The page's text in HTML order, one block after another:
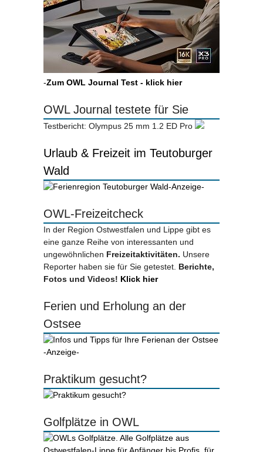
-Zum OWL Journal Test - klick hier
OWL Journal testete für Sie
Testbericht: Olympus 25 mm 1.2 ED Pro
Urlaub & Freizeit im Teutoburger
Wald
-Anzeige-
OWL-Freizeitcheck
In der Region Ostwestfalen und Lippe gibt es
eine ganze Reihe von interessanten und
ungewöhnlichen Freizeitaktivitäten. Unsere
Reporter haben sie für Sie getestet. Berichte,
Fotos und Videos! Klick hier
Ferien und Erholung an der
Ostsee
-Anzeige-
Praktikum gesucht?
Golfplätze in OWL